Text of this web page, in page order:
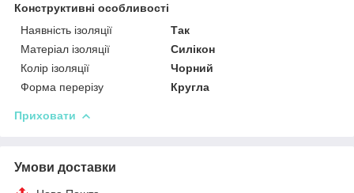
Конструктивні особливості
Наявність ізоляції
Так
Матеріал ізоляції
Силікон
Колір ізоляції
Чорний
Форма перерізу
Кругла
Приховати
Умови доставки